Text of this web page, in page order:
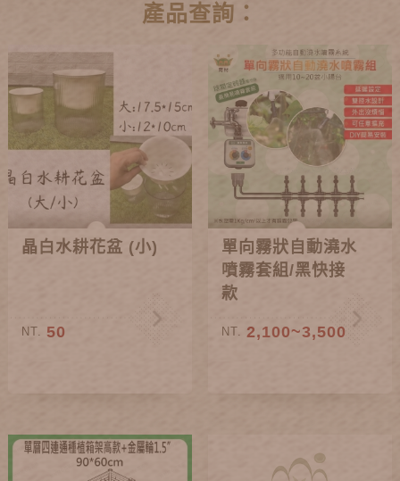
產品查詢：
晶白水耕花盆 (小)
NT. 50
單向霧狀自動澆水
噴霧套組/黑快接
款
NT. 2,100~3,500